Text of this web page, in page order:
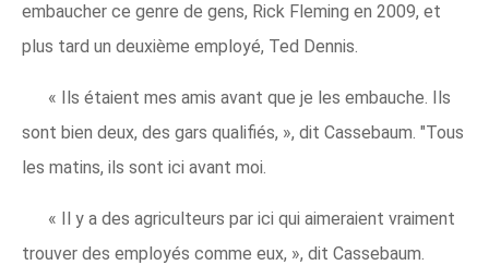
embaucher ce genre de gens, Rick Fleming en 2009, et
plus tard un deuxième employé, Ted Dennis.
« Ils étaient mes amis avant que je les embauche. Ils
sont bien deux, des gars qualifiés, », dit Cassebaum. "Tous
les matins, ils sont ici avant moi.
« Il y a des agriculteurs par ici qui aimeraient vraiment
trouver des employés comme eux, », dit Cassebaum.